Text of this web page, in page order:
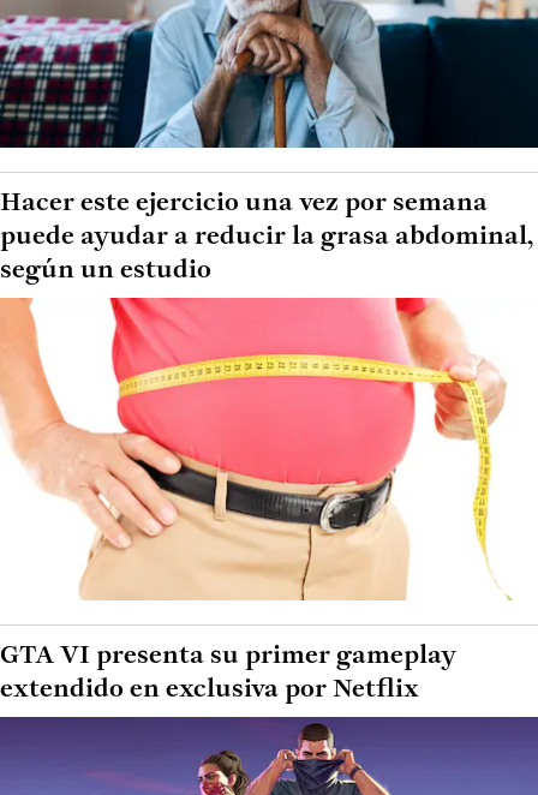
Hacer este ejercicio una vez por semana
puede ayudar a reducir la grasa abdominal,
según un estudio
GTA VI presenta su primer gameplay
extendido en exclusiva por Netflix